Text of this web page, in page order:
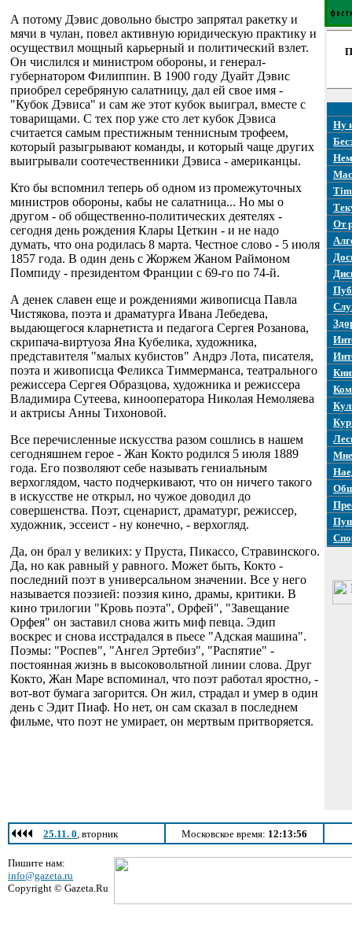
А потому Дэвис довольно быстро запрятал ракетку и
мячи в чулан, повел активную юридическую практику и
осуществил мощный карьерный и политический взлет.
Он числился и министром обороны, и генерал-
губернатором Филиппин. В 1900 году Дуайт Дэвис
приобрел серебряную салатницу, дал ей свое имя -
"Кубок Дэвиса" и сам же этот кубок выиграл, вместе с
товарищами. С тех пор уже сто лет кубок Дэвиса
считается самым престижным теннисным трофеем,
который разыгрывают команды, и который чаще других
выигрывали соотечественники Дэвиса - американцы.
Кто бы вспомнил теперь об одном из промежуточных
министров обороны, кабы не салатница... Но мы о
другом - об общественно-политических деятелях -
сегодня день рождения Клары Цеткин - и не надо
думать, что она родилась 8 марта. Честное слово - 5 июля
1857 года. В один день с Жоржем Жаном Раймоном
Помпиду - президентом Франции с 69-го по 74-й.
А денек славен еще и рождениями живописца Павла
Чистякова, поэта и драматурга Ивана Лебедева,
выдающегося кларнетиста и педагога Сергея Розанова,
скрипача-виртуоза Яна Кубелика, художника,
представителя "малых кубистов" Андрэ Лота, писателя,
поэта и живописца Феликса Тиммерманса, театрального
режиссера Сергея Образцова, художника и режиссера
Владимира Сутеева, кинооператора Николая Немоляева
и актрисы Анны Тихоновой.
Все перечисленные искусства разом сошлись в нашем
сегодняшнем герое - Жан Кокто родился 5 июля 1889
года. Его позволяют себе называть гениальным
верхоглядом, часто подчеркивают, что он ничего такого
в искусстве не открыл, но чужое доводил до
совершенства. Поэт, сценарист, драматург, режиссер,
художник, эссеист - ну конечно, - верхогляд.
Да, он брал у великих: у Пруста, Пикассо, Стравинского.
Да, но как равный у равного. Может быть, Кокто -
последний поэт в универсальном значении. Все у него
называется поэзией: поэзия кино, драмы, критики. В
кино трилогии "Кровь поэта", Орфей", "Завещание
Орфея" он заставил снова жить миф певца. Эдип
воскрес и снова исстрадался в пьесе "Адская машина".
Поэмы: "Роспев", "Ангел Эртебиз", "Распятие" -
постоянная жизнь в высоковольтной линии слова. Друг
Кокто, Жан Маре вспоминал, что поэт работал яростно, -
вот-вот бумага загорится. Он жил, страдал и умер в один
день с Эдит Пиаф. Но нет, он сам сказал в последнем
фильме, что поэт не умирает, он мертвым притворяется.
Ну
От
25.11. 0, вторник Московское время: 12:13:56
Пишите нам:
info@gazeta.ru
Copyright © Gazeta.Ru